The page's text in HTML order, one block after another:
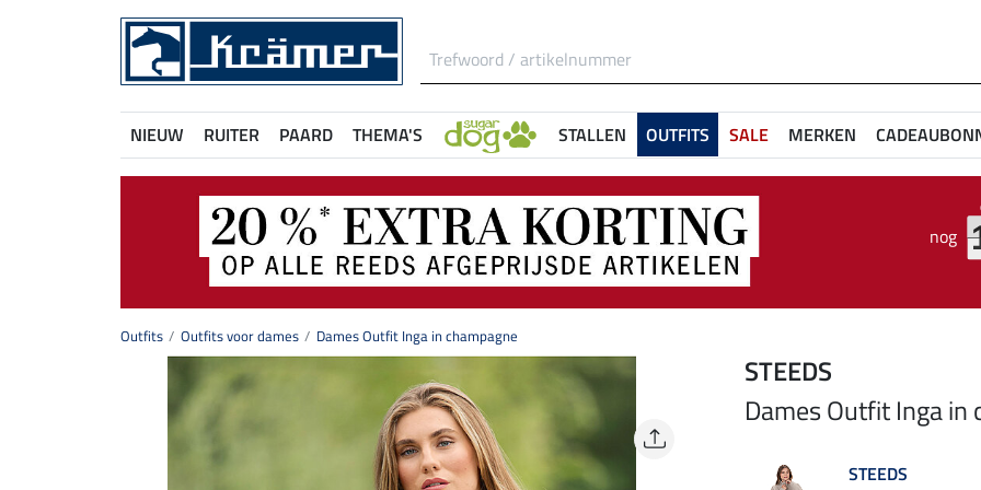
NIEUW RUITER PAARD THEMA'S STALLEN OUTFITS SALE MERKEN
nog
Outfits Outfits voor dames Dames Outfit Inga in champagne
STEEDS
Dames Outfit Inga in
STEEDS